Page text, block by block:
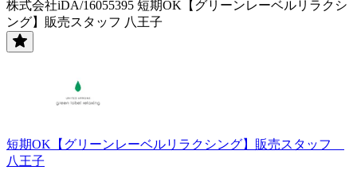
株式会社iDA/16055395 短期OK【グリーンレーベルリラクシ
ング】販売スタッフ 八王子
短期OK【グリーンレーベルリラクシング】販売スタッフ
八王子